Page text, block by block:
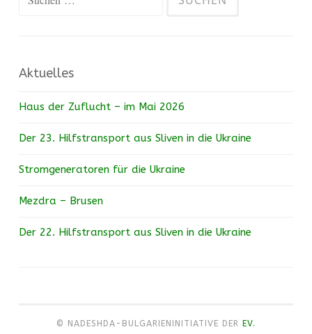
Aktuelles
Haus der Zuflucht – im Mai 2026
Der 23. Hilfstransport aus Sliven in die Ukraine
Stromgeneratoren für die Ukraine
Mezdra – Brusen
Der 22. Hilfstransport aus Sliven in die Ukraine
© NADESHDA-BULGARIENINITIATIVE DER EV.